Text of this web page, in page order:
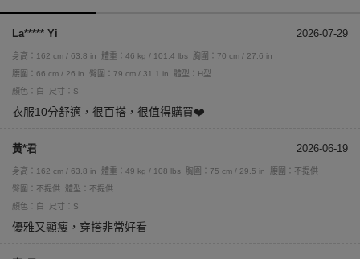
La***** Yi 2026-07-29
身高：162 cm / 63.8 in 體重：46 kg / 101.4 lbs
胸圍：70 cm / 27.6 in
腰圍：66 cm / 26 in
臀圍：79 cm / 31.1 in
體型：H型
顏色：白
尺寸：S
衣服10分舒適，很百搭，很值得購買❤️
黃*君 2026-06-19
身高：162 cm / 63.8 in 體重：49 kg / 108 lbs 胸圍：75 cm / 29.5 in
腰圍：不提供
臀圍：不提供
體型：不提供
顏色：白
尺寸：S
優雅又顯瘦，穿搭非常好看